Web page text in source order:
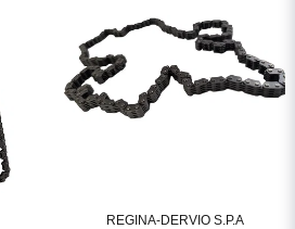
REGINA-DERVIO S.P.A